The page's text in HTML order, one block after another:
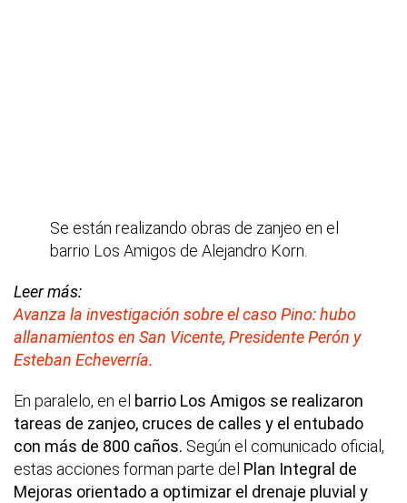
Se están realizando obras de zanjeo en el
barrio Los Amigos de Alejandro Korn.
Leer más:
Avanza la investigación sobre el caso Pino: hubo
allanamientos en San Vicente, Presidente Perón y
Esteban Echeverría.
En paralelo, en el barrio Los Amigos se realizaron
tareas de zanjeo, cruces de calles y el entubado
con más de 800 caños. Según el comunicado oficial,
estas acciones forman parte del Plan Integral de
Mejoras orientado a optimizar el drenaje pluvial y